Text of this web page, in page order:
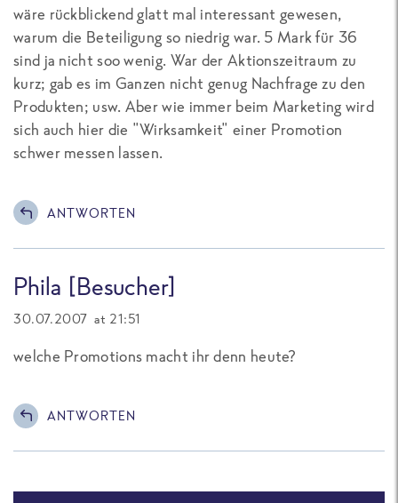
wäre rückblickend glatt mal interessant gewesen,
warum die Beteiligung so niedrig war. 5 Mark für 36
sind ja nicht soo wenig. War der Aktionszeitraum zu
kurz; gab es im Ganzen nicht genug Nachfrage zu den
Produkten; usw. Aber wie immer beim Marketing wird
sich auch hier die "Wirksamkeit" einer Promotion
schwer messen lassen.
ANTWORTEN
Phila [Besucher]
30.07.2007 at 21:51
welche Promotions macht ihr denn heute?
ANTWORTEN